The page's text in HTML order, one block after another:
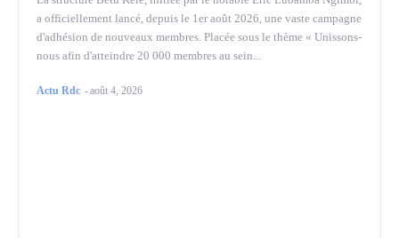
a officiellement lancé, depuis le 1er août 2026, une vaste campagne
d'adhésion de nouveaux membres. Placée sous le thème « Unissons-
nous afin d'atteindre 20 000 membres au sein...
Actu Rdc -août 4, 2026